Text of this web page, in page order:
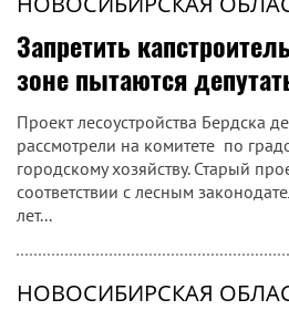
Запретить
зоне пытаются
Проект лесоустройства Бердска
рассмотрели на комитете по
городскому хозяйству. Старый
соответствии с лесным
лет...
НОВОСИБИРСКАЯ